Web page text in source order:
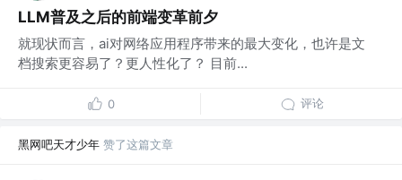
LLM普及之后的前端变革前夕
就现状而言，ai对网络应用程序带来的最大变化，也许是文
档搜索更容易了？更人性化了？ 目前...
0 评论
黑网吧天才少年 赞了这篇文章